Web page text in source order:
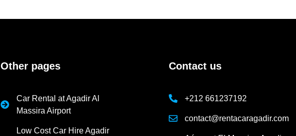
Other pages
Car Rental at Agadir Al
Massira Airport
Low Cost Car Hire Agadir
Contact us
+212 661237192
contact@rentacaragadir.com